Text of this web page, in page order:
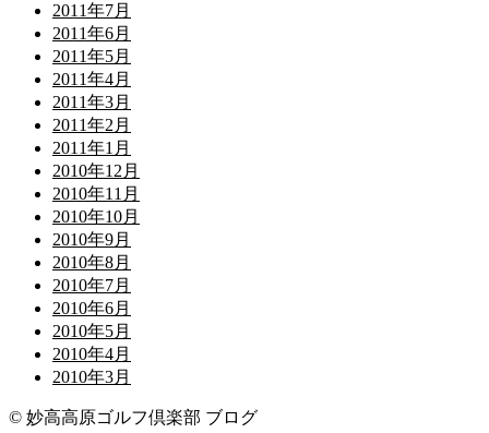
2011年7月
2011年6月
2011年5月
2011年4月
2011年3月
2011年2月
2011年1月
2010年12月
2010年11月
2010年10月
2010年9月
2010年8月
2010年7月
2010年6月
2010年5月
2010年4月
2010年3月
© 妙高高原ゴルフ倶楽部 ブログ